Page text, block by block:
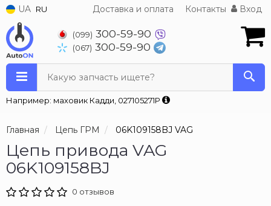
UA RU Доставка и оплата Контакты Вход
(099) 300-59-90
(067) 300-59-90
Какую запчасть ищете?
Например: маховик Кадди, 027105271P
Главная Цепь ГРМ 06K109158BJ VAG
Цепь привода VAG
06K109158BJ
0 отзывов